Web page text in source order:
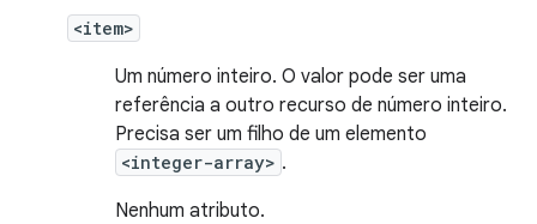
<item>
Um número inteiro. O valor pode ser uma
referência a outro recurso de número inteiro.
Precisa ser um filho de um elemento
<integer-array> .
Nenhum atributo.